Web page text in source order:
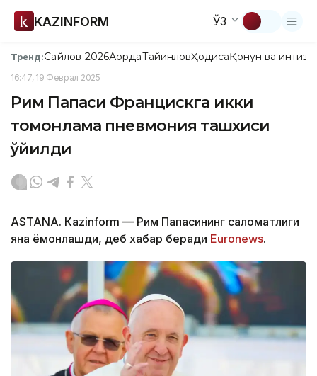
KAZINFORM ЎЗ
Тренд:Сайлов-2026АқордаТайинловҲодисаҚонун ва
16:47, 19 Феврал 2025
Рим Папаси Францискга икки
томонлама пневмония ташхиси
қўйилди
ASTANА. Кazinform — Рим Папасининг саломатлиги
яна ёмонлашди, деб хабар беради Euronews.